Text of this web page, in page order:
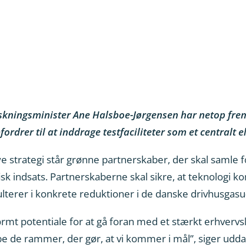
Ane Halsboe-Jørgensen har netop
til at inddrage testfaciliteter som et centralt
strategi står grønne partnerskaber, der skal samle
indsats. Partnerskaberne skal sikre, at teknologi
i konkrete reduktioner i de danske
potentiale for at gå foran med et stærkt
de rammer, der gør, at vi kommer i mål”, siger